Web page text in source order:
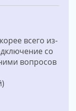
всего из-
со
вопросов